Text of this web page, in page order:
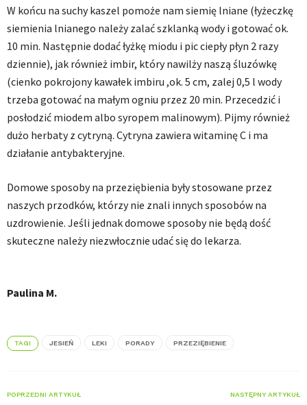
W końcu na suchy kaszel pomoże nam siemię lniane (łyżeczkę
siemienia lnianego należy zalać szklanką wody i gotować ok.
10 min. Następnie dodać łyżkę miodu i pic ciepły płyn 2 razy
dziennie), jak również imbir, który nawilży naszą śluzówkę
(cienko pokrojony kawałek imbiru ,ok. 5 cm, zalej 0,5 l wody
trzeba gotować na małym ogniu przez 20 min. Przecedzić i
posłodzić miodem albo syropem malinowym). Pijmy również
dużo herbaty z cytryną. Cytryna zawiera witaminę C i ma
działanie antybakteryjne.
Domowe sposoby na przeziębienia były stosowane przez
naszych przodków, którzy nie znali innych sposobów na
uzdrowienie. Jeśli jednak domowe sposoby nie będą dość
skuteczne należy niezwłocznie udać się do lekarza.
Paulina M.
TAGI JESIEŃ LEKI PORADY PRZEZIĘBIENIE
POPRZEDNI ARTYKUŁ NASTĘPNY ARTYKUŁ